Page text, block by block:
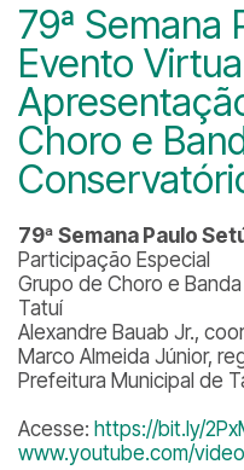
79ª Semana
Evento
Choro e
79ª Semana Paulo
Participação Especial
Grupo de Choro e
Tatuí
Alexandre Bauab Jr.,
Marco Almeida Júnior,
Prefeitura Municipal de
Acesse: https://bit.ly/
www.youtube.com/